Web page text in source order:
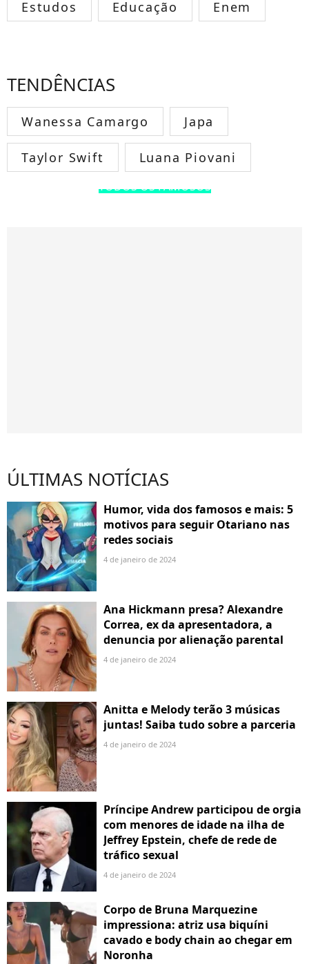
Estudos Educação Enem
TENDÊNCIAS
Wanessa Camargo Japa
Taylor Swift Luana Piovani
TODOS OS FAMOSOS
ÚLTIMAS NOTÍCIAS
Humor, vida dos famosos e mais: 5
motivos para seguir Otariano nas
redes sociais
4 de janeiro de 2024
Ana Hickmann presa? Alexandre
Correa, ex da apresentadora, a
denuncia por alienação parental
4 de janeiro de 2024
Anitta e Melody terão 3 músicas
juntas! Saiba tudo sobre a parceria
4 de janeiro de 2024
Príncipe Andrew participou de orgia
com menores de idade na ilha de
Jeffrey Epstein, chefe de rede de
tráfico sexual
4 de janeiro de 2024
Corpo de Bruna Marquezine
impressiona: atriz usa biquíni
cavado e body chain ao chegar em
Noronha